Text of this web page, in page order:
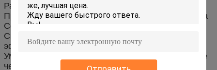
Равномерное горение радианта
Превосходное сопротивление термального удара
Сохраните стоимость энергии до 30~50%
Сгорите без пламени, высокой горящей
эффективности, малошумной
Уменьшите вредный газ как КО, НОкс, етк больше
чем 90%